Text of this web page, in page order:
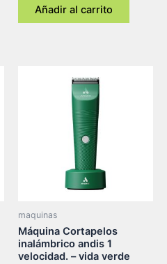
Añadir al carrito
maquinas
Máquina Cortapelos
inalámbrico andis 1
velocidad. – vida verde